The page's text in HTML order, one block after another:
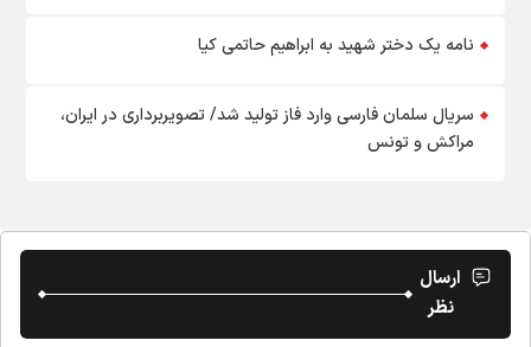
نامه یک دختر شهید به ابراهیم حاتمی کیا
سريال سلمان فارسی وارد فاز تولید شد/ تصويربرداری در ايران،
مراكش و تونس
ارسال
نظر